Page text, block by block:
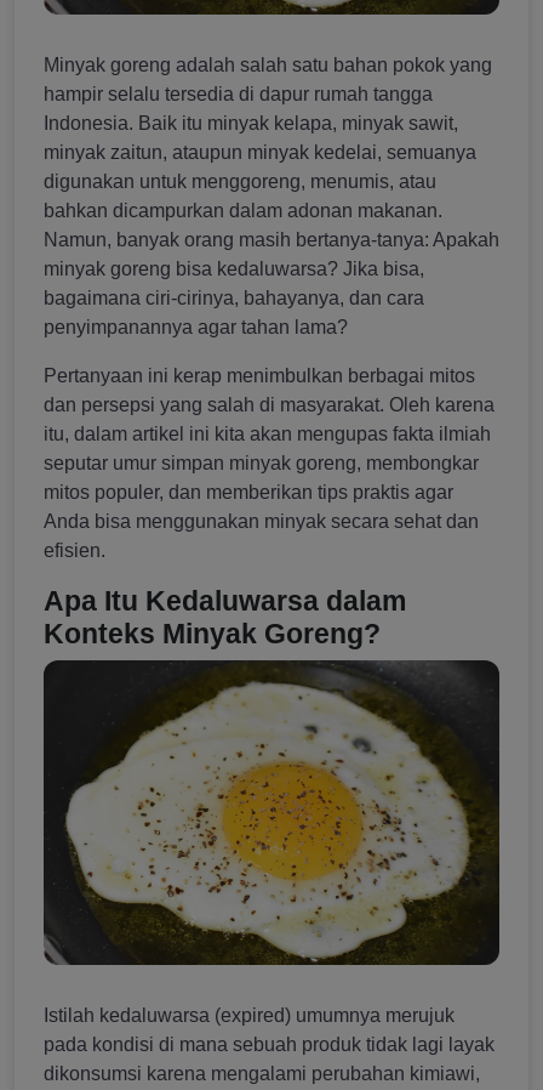
Minyak goreng adalah salah satu bahan pokok yang
hampir selalu tersedia di dapur rumah tangga
Indonesia. Baik itu minyak kelapa, minyak sawit,
minyak zaitun, ataupun minyak kedelai, semuanya
digunakan untuk menggoreng, menumis, atau
bahkan dicampurkan dalam adonan makanan.
Namun, banyak orang masih bertanya-tanya: Apakah
minyak goreng bisa kedaluwarsa? Jika bisa,
bagaimana ciri-cirinya, bahayanya, dan cara
penyimpanannya agar tahan lama?
Pertanyaan ini kerap menimbulkan berbagai mitos
dan persepsi yang salah di masyarakat. Oleh karena
itu, dalam artikel ini kita akan mengupas fakta ilmiah
seputar umur simpan minyak goreng, membongkar
mitos populer, dan memberikan tips praktis agar
Anda bisa menggunakan minyak secara sehat dan
efisien.
Apa Itu Kedaluwarsa dalam
Konteks Minyak Goreng?
Istilah kedaluwarsa (expired) umumnya merujuk
pada kondisi di mana sebuah produk tidak lagi layak
dikonsumsi karena mengalami perubahan kimiawi,